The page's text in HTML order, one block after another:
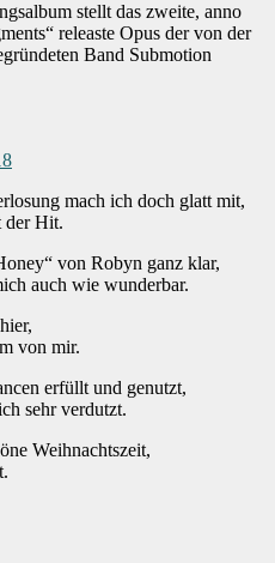
stellt das zweite, anno
releaste Opus der von der
Band Submotion
mach ich doch glatt mit,
der Hit.
von Robyn ganz klar,
auch wie wunderbar.
von mir.
erfüllt und genutzt,
sehr verdutzt.
Weihnachtszeit,